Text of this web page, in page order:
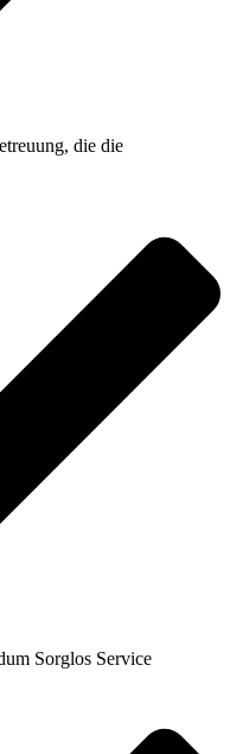
die die
Sorglos Service